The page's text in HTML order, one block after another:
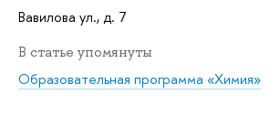
Вавилова ул., д. 7
В статье упомянуты
Образовательная программа «Химия»